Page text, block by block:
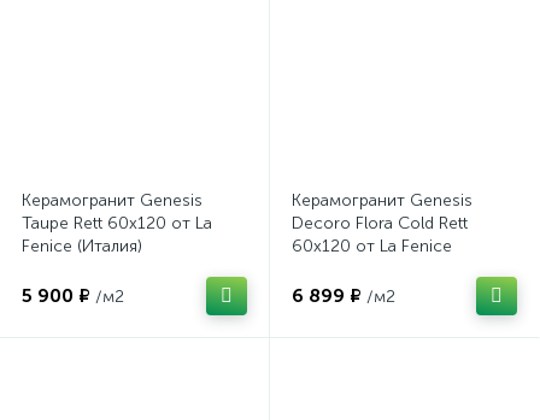
Керамогранит Genesis
Taupe Rett 60x120 от La
Fenice (Италия)
5 900 ₽ /м2
Керамогранит Genesis
Decoro Flora Cold Rett
60x120 от La Fenice
6 899 ₽ /м2